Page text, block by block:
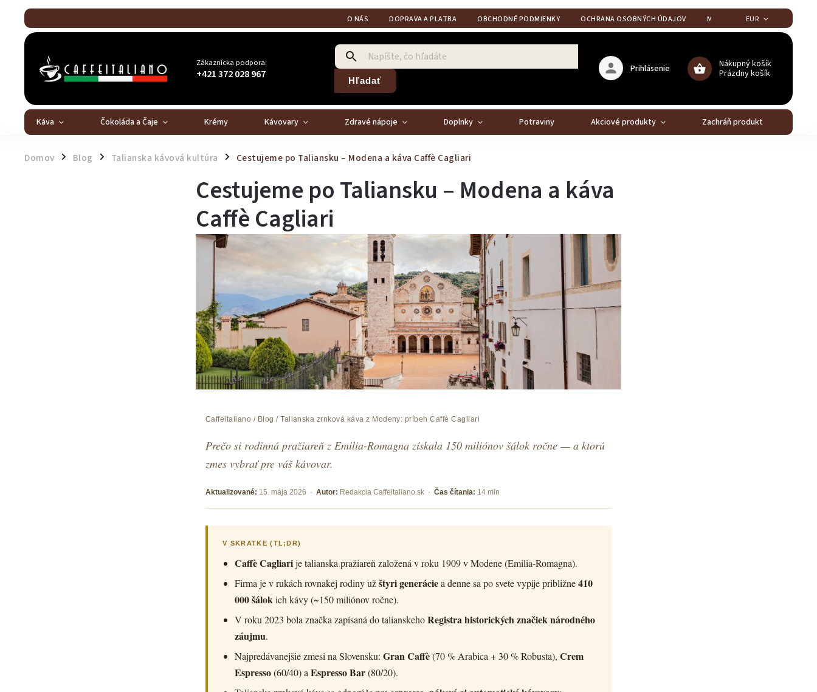
O NÁS DOPRAVA A PLATBA OBCHODNÉ PODMIENKY OCHRANA OSOBNÝCH ÚDAJOV MOJA OBJEDNÁVKA
EUR
Zákaznícka podpora:
+421 372 028 967 Hľadať
Nákupný košík
Prázdny košík
Prihlásenie
Káva Čokoláda a Čaje Krémy Kávovary Zdravé nápoje Doplnky Potraviny Akciové produkty Zachráň produkt
Domov / Blog / Talianska kávová kultúra / Cestujeme po Taliansku – Modena a káva Caffè Cagliari
Cestujeme po Taliansku – Modena a káva
Caffè Cagliari
Caffeitaliano / Blog / Talianska zrnková káva z Modeny: príbeh Caffè Cagliari
Prečo si rodinná pražiareň z Emilia-Romagna získala 150 miliónov šálok ročne — a ktorú
zmes vybrať pre váš kávovar.
Aktualizované: 15. mája 2026 · Autor: Redakcia Caffeitaliano.sk · Čas čítania: 14 min
V SKRATKE (TL;DR)
Caffè Cagliarije talianska pražiareň založená v roku 1909 v Modene (Emilia-Romagna).
Firma je v rukách rovnakej rodiny užštyri generáciea denne sa po svete vypije približne410
000 šálokich kávy (~150 miliónov ročne).
V roku 2023 bola značka zapísaná do talianskehoRegistra historických značiek národného
záujmu.
Najpredávanejšie zmesi na Slovensku: Gran Caffè(70 % Arabica + 30 % Robusta), Crem
Espresso(60/40) a Espresso Bar(80/20).